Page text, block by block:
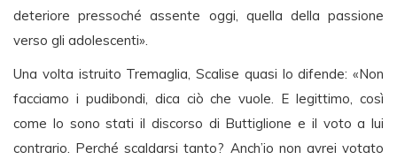
deteriore pressoché assente oggi, quella della passione
verso gli adolescenti».
Una volta istruito Tremaglia, Scalise quasi lo difende: «Non
facciamo i pudibondi, dica ciò che vuole. E legittimo, così
come lo sono stati il discorso di Buttiglione e il voto a lui
contrario. Perché scaldarsi tanto? Anch’io non avrei votato